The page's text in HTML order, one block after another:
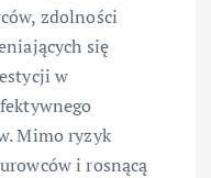
zdolności
się
w
Mimo ryzyk
i rosnącą